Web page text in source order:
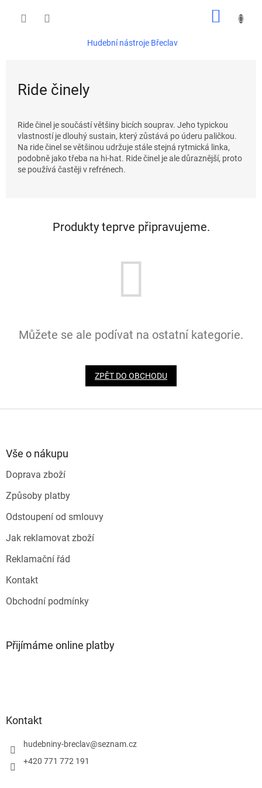
Hudební nástroje Břeclav
Ride činely
Ride činel je součástí většiny bicích souprav. Jeho typickou
vlastností je dlouhý sustain, který zůstává po úderu paličkou.
Na ride činel se většinou udržuje stále stejná rytmická linka,
podobně jako třeba na hi-hat. Ride činel je ale důraznější, proto
se používá častěji v refrénech.
Produkty teprve připravujeme.
Můžete se ale podívat na ostatní kategorie.
ZPĚT DO OBCHODU
Vše o nákupu
Doprava zboží
Způsoby platby
Odstoupení od smlouvy
Jak reklamovat zboží
Reklamační řád
Kontakt
Obchodní podmínky
Přijímáme online platby
Kontakt
hudebniny-breclav@seznam.cz
+420 771 772 191